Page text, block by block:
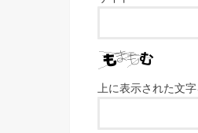
上に表示された文